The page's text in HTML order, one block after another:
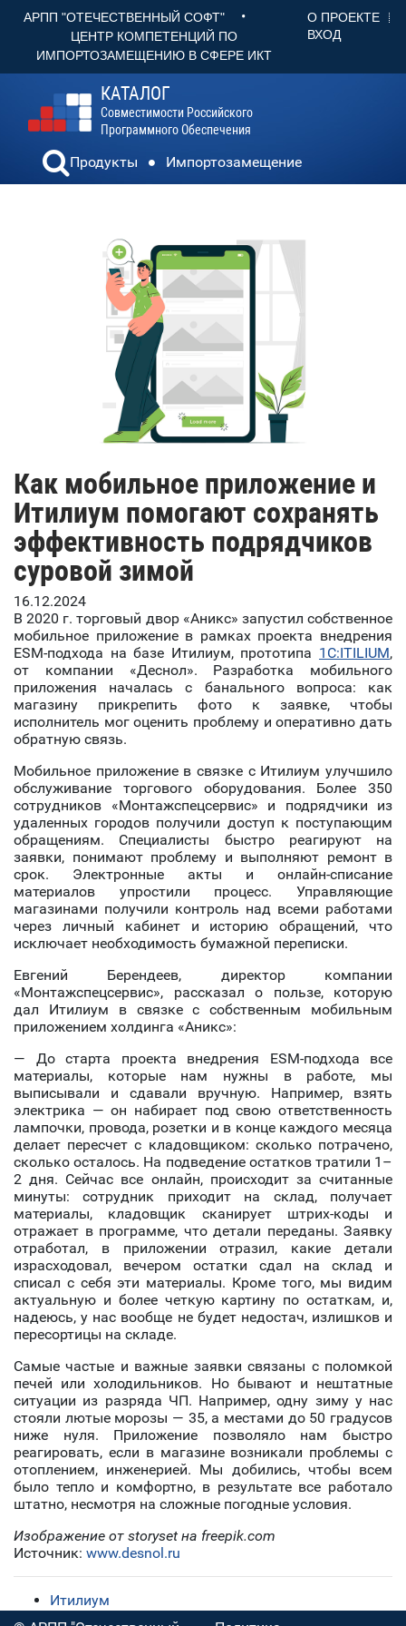
АРПП "ОТЕЧЕСТВЕННЫЙ СОФТ" •
ЦЕНТР КОМПЕТЕНЦИЙ ПО
ИМПОРТОЗАМЕЩЕНИЮ В СФЕРЕ ИКТ
О ПРОЕКТЕ
ВХОД
КАТАЛОГ
Совместимости Российского
Программного Обеспечения
Продукты Импортозамещение
Как мобильное приложение и
Итилиум помогают сохранять
эффективность подрядчиков
суровой зимой
16.12.2024
В 2020 г. торговый двор «Аникс» запустил собственное
мобильное приложение в рамках проекта внедрения
ESM-подхода на базе Итилиум, прототипа 1С:ITILIUM,
от компании «Деснол». Разработка мобильного
приложения началась с банального вопроса: как
магазину прикрепить фото к заявке, чтобы
исполнитель мог оценить проблему и оперативно дать
обратную связь.
Мобильное приложение в связке с Итилиум улучшило
обслуживание торгового оборудования. Более 350
сотрудников «Монтажспецсервис» и подрядчики из
удаленных городов получили доступ к поступающим
обращениям. Специалисты быстро реагируют на
заявки, понимают проблему и выполняют ремонт в
срок. Электронные акты и онлайн-списание
материалов упростили процесс. Управляющие
магазинами получили контроль над всеми работами
через личный кабинет и историю обращений, что
исключает необходимость бумажной переписки.
Евгений Берендеев, директор компании
«Монтажспецсервис», рассказал о пользе, которую
дал Итилиум в связке с собственным мобильным
приложением холдинга «Аникс»:
— До старта проекта внедрения ESM-подхода все
материалы, которые нам нужны в работе, мы
выписывали и сдавали вручную. Например, взять
электрика — он набирает под свою ответственность
лампочки, провода, розетки и в конце каждого месяца
делает пересчет с кладовщиком: сколько потрачено,
сколько осталось. На подведение остатков тратили 1–
2 дня. Сейчас все онлайн, происходит за считанные
минуты: сотрудник приходит на склад, получает
материалы, кладовщик сканирует штрих-коды и
отражает в программе, что детали переданы. Заявку
отработал, в приложении отразил, какие детали
израсходовал, вечером остатки сдал на склад и
списал с себя эти материалы. Кроме того, мы видим
актуальную и более четкую картину по остаткам, и,
надеюсь, у нас вообще не будет недостач, излишков и
пересортицы на складе.
Самые частые и важные заявки связаны с поломкой
печей или холодильников. Но бывают и нештатные
ситуации из разряда ЧП. Например, одну зиму у нас
стояли лютые морозы — 35, а местами до 50 градусов
ниже нуля. Приложение позволяло нам быстро
реагировать, если в магазине возникали проблемы с
отоплением, инженерией. Мы добились, чтобы всем
было тепло и комфортно, в результате все работало
штатно, несмотря на сложные погодные условия.
Изображение от storyset на freepik.com
Источник: www.desnol.ru
Итилиум